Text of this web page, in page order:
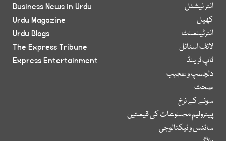
انٹر نیشنل
کھیل
انٹرٹینمنٹ
لائف اسٹائل
ٹاپ ٹرینڈ
دلچسپ و عجیب
صحت
سونے کے نرخ
پیٹرولیم مصنوعات کی قیمتیں
سائنس و ٹیکنالوجی
Business News in Urdu
Urdu Magazine
Urdu Blogs
The Express Tribune
Express Entertainment